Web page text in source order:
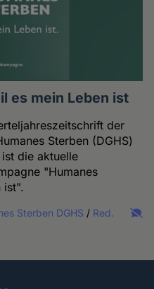
es mein Leben ist
der
Sterben (DGHS)
die aktuelle
"Humanes
ist".
Sterben DGHS / Red.